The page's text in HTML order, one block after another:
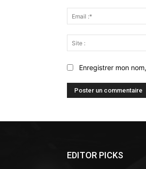
Enregistrer mon
EDITOR PICKS